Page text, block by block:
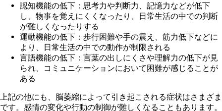
認知機能の低下：思考力や判断力、記憶力などが低下
し、物事を覚えにくくなったり、日常生活の中での判断
が難しくなったりする
運動機能の低下：歩行困難や手の震え、筋力低下などに
より、日常生活の中での動作が制限される
言語機能の低下：言葉の出しにくさや理解力の低下が見
られ、コミュニケーションにおいて困難が感じることが
ある
上記の他にも、脳萎縮によって引き起こされる症状はさまざま
です。感情の変化や行動の制御が難しくなることもあります。